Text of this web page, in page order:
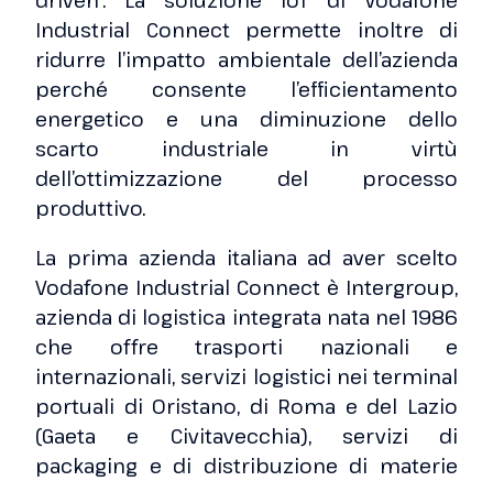
Industrial Connect permette inoltre di
ridurre l’impatto ambientale dell’azienda
perché consente l’efficientamento
energetico e una diminuzione dello
scarto industriale in virtù
dell’ottimizzazione del processo
produttivo.
La prima azienda italiana ad aver scelto
Vodafone Industrial Connect è Intergroup,
azienda di logistica integrata nata nel 1986
che offre trasporti nazionali e
internazionali, servizi logistici nei terminal
portuali di Oristano, di Roma e del Lazio
(Gaeta e Civitavecchia), servizi di
packaging e di distribuzione di materie